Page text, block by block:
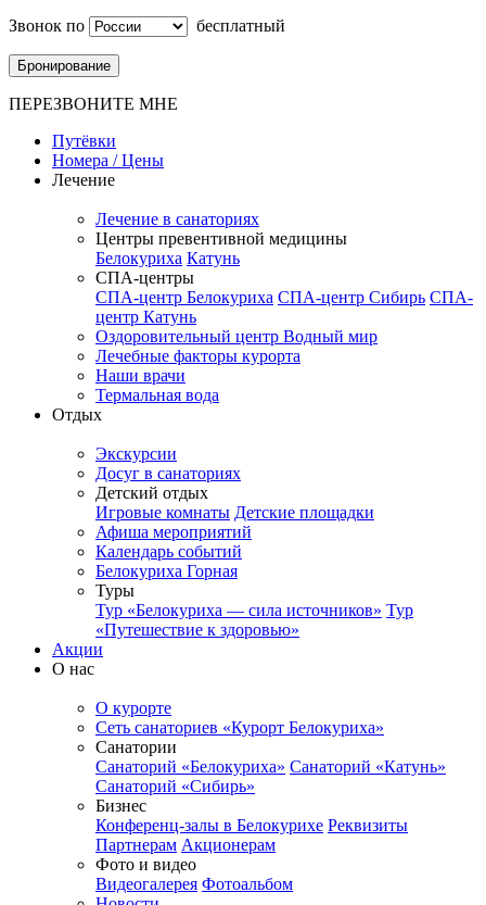
Звонок по
бесплатный
Бронирование
ПЕРЕЗВОНИТЕ МНЕ
Путёвки
Номера / Цены
Лечение
Лечение в санаториях
Центры превентивной медицины
Белокуриха Катунь
СПА-центры
СПА-центр Белокуриха СПА-центр Сибирь СПА-
центр Катунь
Оздоровительный центр Водный мир
Лечебные факторы курорта
Наши врачи
Термальная вода
Отдых
Экскурсии
Досуг в санаториях
Детский отдых
Игровые комнаты Детские площадки
Афиша мероприятий
Календарь событий
Белокуриха Горная
Туры
Тур «Белокуриха — сила источников» Тур
«Путешествие к здоровью»
Акции
О нас
О курорте
Сеть санаториев «Курорт Белокуриха»
Санатории
Санаторий «Белокуриха» Санаторий «Катунь»
Санаторий «Сибирь»
Бизнес
Конференц-залы в Белокурихе Реквизиты
Партнерам Акционерам
Фото и видео
Видеогалерея Фотоальбом